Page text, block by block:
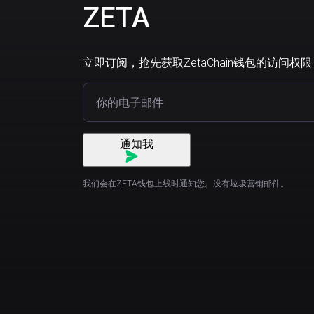
ZETA
立即订阅，抢先获取ZetaChain钱包的访问权
通知我
我们会在ZETA钱包上线时通知您。没有垃圾营销邮件。